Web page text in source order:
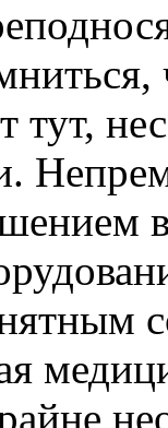
тут,